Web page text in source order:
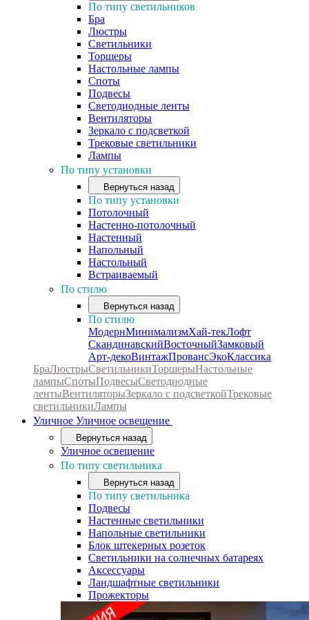
По типу светильников
Бра
Люстры
Светильники
Торшеры
Настольные лампы
Споты
Подвесы
Светодиодные ленты
Вентиляторы
Зеркало с подсветкой
Трековые светильники
Лампы
По типу установки
Вернуться назад
По типу установки
Потолочный
Настенно-потолочный
Настенный
Напольный
Настольный
Встраиваемый
По стилю
Вернуться назад
По стилю
МодернМинимализмХай-текЛофт
СкандинавскийВосточныйЗамковый
Арт-декоВинтажПровансЭкоКлассика
БраЛюстрыСветильникиТоршерыНастольные
лампыСпотыПодвесыСветодиодные
лентыВентиляторыЗеркало с подсветкойТрековые
светильникиЛампы
Уличное Уличное освещение
Вернуться назад
Уличное освещение
По типу светильника
Вернуться назад
По типу светильника
Подвесы
Настенные светильники
Напольные светильники
Блок штекерных розеток
Светильники на солнечных батареях
Аксессуары
Ландшафтные светильники
Прожекторы